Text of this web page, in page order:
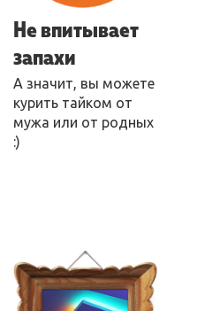
Не впитывает
запахи
А значит, вы можете
курить тайком от
мужа или от родных
:)